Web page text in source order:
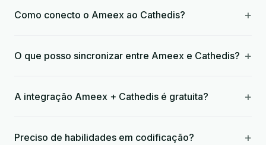
Como conecto o Ameex ao Cathedis? +
O que posso sincronizar entre Ameex e Cathedis? +
A integração Ameex + Cathedis é gratuita? +
Preciso de habilidades em codificação? +